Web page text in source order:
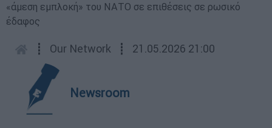
«άμεση εμπλοκή» του ΝΑΤΟ σε επιθέσεις σε ρωσικό
έδαφος
┋ Our Network ┋ 21.05.2026 21:00
Newsroom